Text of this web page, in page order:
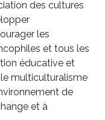
des cultures
les
et tous les
éducative et
multiculturalisme
de
et à